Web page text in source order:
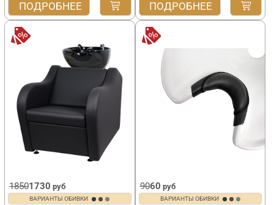
ПОДРОБНЕЕ ПОДРОБНЕЕ
18501730 руб
ВАРИАНТЫ ОБИВКИ
9060 руб
ВАРИАНТЫ ОБИВКИ